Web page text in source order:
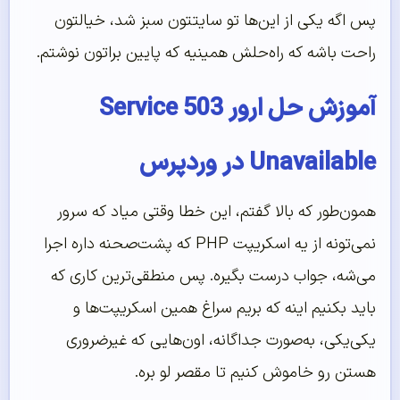
پس اگه یکی از این‌ها تو سایتتون سبز شد، خیالتون
راحت باشه که راه‌حلش همینیه که پایین براتون نوشتم.
آموزش حل ارور 503 Service
Unavailable در وردپرس
همون‌طور که بالا گفتم، این خطا وقتی میاد که سرور
نمی‌تونه از یه اسکریپت PHP که پشت‌صحنه داره اجرا
می‌شه، جواب درست بگیره. پس منطقی‌ترین کاری که
باید بکنیم اینه که بریم سراغ همین اسکریپت‌ها و
یکی‌یکی، به‌صورت جداگانه، اون‌هایی که غیرضروری‌
هستن رو خاموش کنیم تا مقصر لو بره.